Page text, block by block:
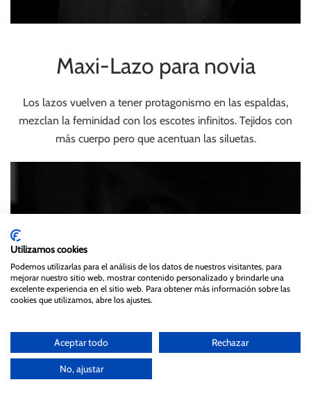
Maxi-Lazo para novia
Los lazos vuelven a tener protagonismo en las espaldas,
mezclan la feminidad con los escotes infinitos. Tejidos con
más cuerpo pero que acentuan las siluetas.
Utilizamos cookies
Podemos utilizarlas para el análisis de los datos de nuestros visitantes, para
mejorar nuestro sitio web, mostrar contenido personalizado y brindarle una
excelente experiencia en el sitio web. Para obtener más información sobre las
cookies que utilizamos, abre los ajustes.
Aceptar todo Rechazar
No, ajustar